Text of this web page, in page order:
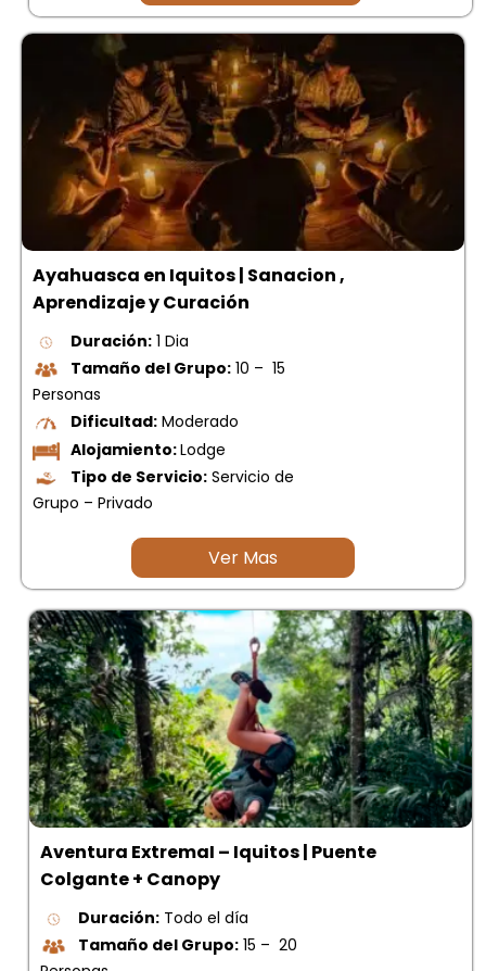
Ayahuasca en Iquitos | Sanacion ,
Aprendizaje y Curación
Duración: 1 Dia
Tamaño del Grupo: 10 – 15
Personas
Dificultad: Moderado
Alojamiento:Lodge
Tipo de Servicio: Servicio de
Grupo – Privado
Ver Mas
Aventura ExtremaI – Iquitos | Puente
Colgante + Canopy
Duración: Todo el día
Tamaño del Grupo: 15 – 20